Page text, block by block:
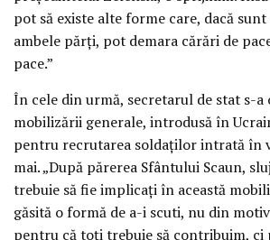
pot să existe alte forme care, dacă
ambele părți, pot demara cărări de
pace.”
În cele din urmă, secretarul de stat s-
mobilizării generale, introdusă în
pentru recrutarea soldaților intrată în
mai. „După părerea Sfântului Scaun,
trebuie să fie implicați în această
găsită o formă de a-i scuti, nu din
pentru că toți trebuie să contribuim,